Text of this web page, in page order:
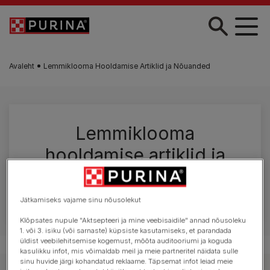
Liigu edasi põhisisu juurde
Avaleht Lemmiklooma Hooldamise Artiklid ja Nõuanded
Lemmiklooma
hooldamise artiklid ja
nõuanded
Jätkamiseks vajame sinu nõusolekut
Klõpsates nupule "Aktsepteeri ja mine veebisaidile" annad nõusoleku
1. või 3. isiku (või sarnaste) küpsiste kasutamiseks, et parandada
üldist veebilehitsemise kogemust, mõõta auditooriumi ja koguda
kasulikku infot, mis võimaldab meil ja meie partneritel näidata sulle
sinu huvide järgi kohandatud reklaame. Täpsemat infot leiad meie